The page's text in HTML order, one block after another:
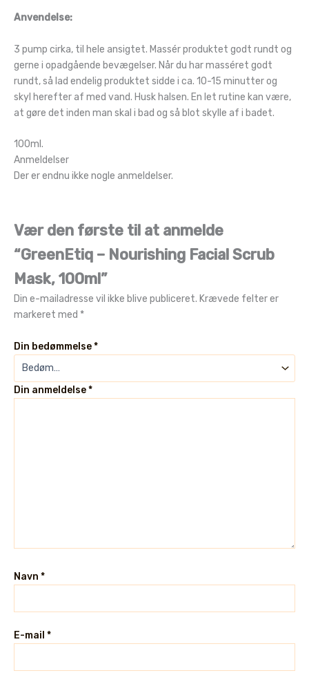
Anvendelse:
3 pump cirka, til hele ansigtet. Massér produktet godt rundt og
gerne i opadgående bevægelser. Når du har masséret godt
rundt, så lad endelig produktet sidde i ca. 10-15 minutter og
skyl herefter af med vand. Husk halsen. En let rutine kan være,
at gøre det inden man skal i bad og så blot skylle af i badet.
100ml.
Anmeldelser
Der er endnu ikke nogle anmeldelser.
Vær den første til at anmelde
“GreenEtiq – Nourishing Facial Scrub
Mask, 100ml”
Din e-mailadresse vil ikke blive publiceret. Krævede felter er
markeret med *
Din bedømmelse*
Din anmeldelse*
Navn *
E-mail *